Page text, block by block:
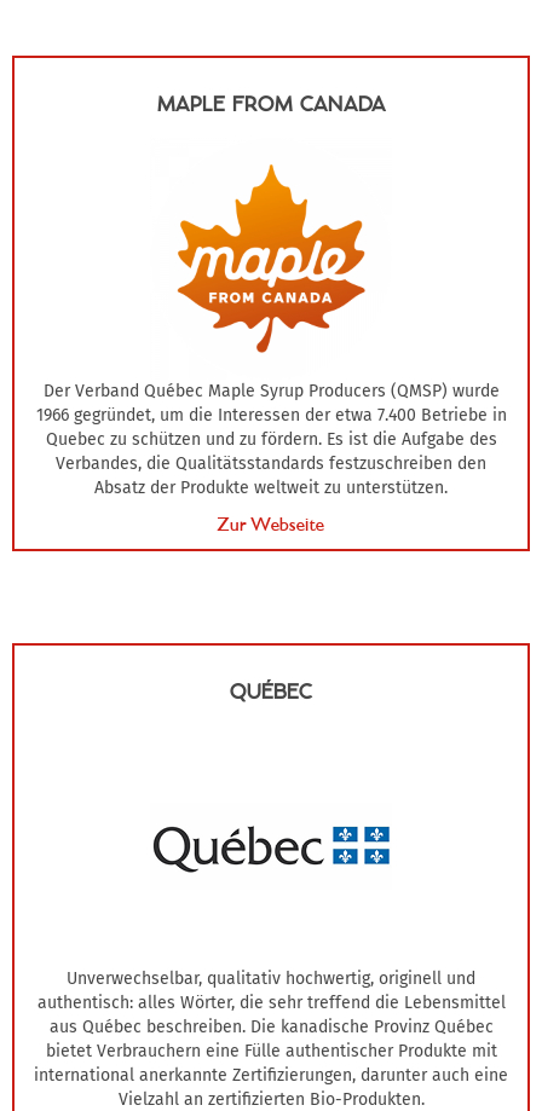
MAPLE FROM CANADA
Der Verband Québec Maple Syrup Producers (QMSP) wurde
1966 gegründet, um die Interessen der etwa 7.400 Betriebe in
Quebec zu schützen und zu fördern. Es ist die Aufgabe des
Verbandes, die Qualitätsstandards festzuschreiben den
Absatz der Produkte weltweit zu unterstützen.
Zur Webseite
QUÉBEC
Unverwechselbar, qualitativ hochwertig, originell und
authentisch: alles Wörter, die sehr treffend die Lebensmittel
aus Québec beschreiben. Die kanadische Provinz Québec
bietet Verbrauchern eine Fülle authentischer Produkte mit
international anerkannte Zertifizierungen, darunter auch eine
Vielzahl an zertifizierten Bio-Produkten.